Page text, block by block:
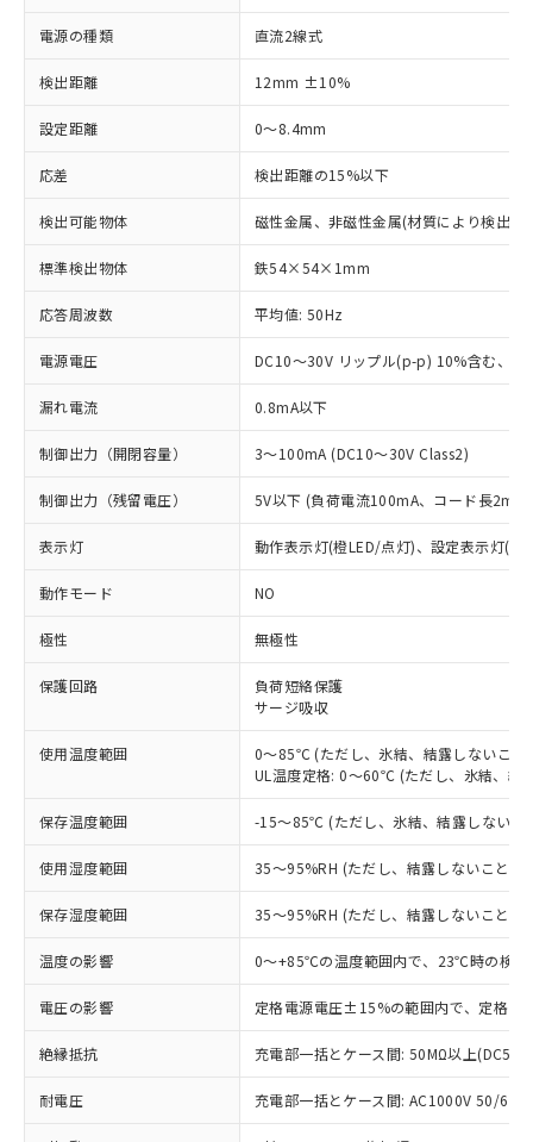
電源の種類 直流2線式
検出距離 12mm ±10%
設定距離 0～8.4mm
応差 検出距離の15%以下
検出可能物体 磁性金属、非磁性金属(材質により検出距
標準検出物体 鉄54×54×1mm
応答周波数 平均値: 50Hz
電源電圧 DC10～30V リップル(p-p) 10%含む、
漏れ電流 0.8mA以下
制御出力（開閉容量） 3～100mA (DC10～30V Class2)
制御出力（残留電圧） 5V以下 (負荷電流100mA、コード長2m時
表示灯 動作表示灯(橙LED/点灯)、設定表示灯(緑
動作モード NO
極性 無極性
保護回路
負荷短絡保護
サージ吸収
使用温度範囲
0～85℃ (ただし、氷結、結露しないこと)
UL温度定格: 0～60℃ (ただし、氷結、結
保存温度範囲 -15～85℃ (ただし、氷結、結露しないこ
使用湿度範囲 35～95%RH (ただし、結露しないこと)
保存湿度範囲 35～95%RH (ただし、結露しないこと)
温度の影響 0～+85℃の温度範囲内で、23℃時の検
電圧の影響 定格電源電圧±15%の範囲内で、定格電
絶縁抵抗 充電部一括とケース間: 50MΩ以上
耐電圧 充電部一括とケース間: AC1000V 50/
ご利用条件
ご利用ください。
本サービスは、当社制御機器事業取扱
商品の当社在庫状況および標準価格
(税抜)を提供させていただくもので
本サービスの対象外となる商品もある
ことをご了承ください。
在庫状況および標準価格照会結果は、
記載している更新日時点での社内デー
対応済み：EU RoHS指令（10物質）の
非含有に対応した製品が提供可能な商品で
対応予定：EU RoHS指令（10物質）の非含
有に対応した製品に切り替える予定のある
商品です。
対応予定なし：EU RoHS指令（10物質）の
非含有に非対応の商品で、対応品を出す予
調査・確認中：EU RoHS指令（10物質）の
非含有の対応状況を調査中または確認中の
商品です。
非該当品：ライセンス料など無形物で、有
害物質有無と関係のない商品です。
仕入先様の事情により、非含有部品として
いたものが、含有品と判明した場合などや
※1 中国RoHS○×表
「○」：最大均質材料含有率が中国RoHSの
基準値以下であることを示します。
「×」：最大均質材料含有率が中国RoHSの
基準値を超えていることを示します。
「－」：未確認です。当社販売部門へお問
当社は、これら貴社製品のうち、外国
為替および外国貿易法に定める商品